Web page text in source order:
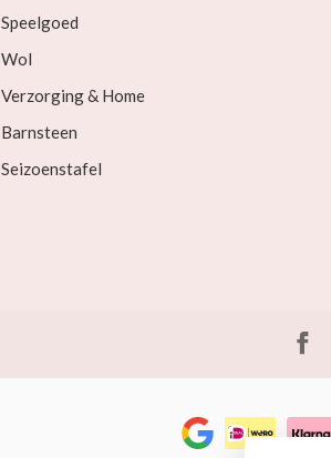
Speelgoed
Wol
Verzorging & Home
Barnsteen
Seizoenstafel